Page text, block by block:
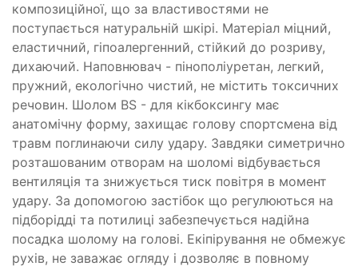
композиційної, що за властивостями не
поступається натуральній шкірі. Матеріал міцний,
еластичний, гіпоалергенний, стійкий до розриву,
дихаючий. Наповнювач - пінополіуретан, легкий,
пружний, екологічно чистий, не містить токсичних
речовин. Шолом BS - для кікбоксингу має
анатомічну форму, захищає голову спортсмена від
травм поглинаючи силу удару. Завдяки симетрично
розташованим отворам на шоломі відбувається
вентиляція та знижується тиск повітря в момент
удару. За допомогою застібок що регулюються на
підборідді та потилиці забезпечується надійна
посадка шолому на голові. Екіпірування не обмежує
рухів, не заважає огляду і дозволяє в повному